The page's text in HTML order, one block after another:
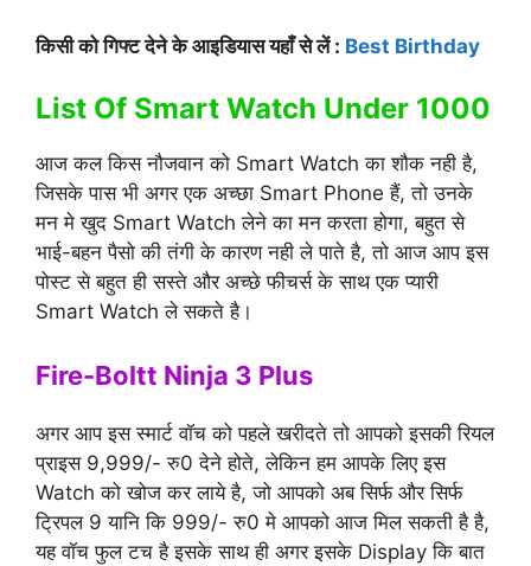
किसी को गिफ्ट देने के आइडियास यहाँ से लें : Best Birthday
List Of Smart Watch Under 1000
आज कल किस नौजवान को Smart Watch का शौक नही है,
जिसके पास भी अगर एक अच्छा Smart Phone हैं, तो उनके
मन मे खुद Smart Watch लेने का मन करता होगा, बहुत से
भाई-बहन पैसो की तंगी के कारण नही ले पाते है, तो आज आप इस
पोस्ट से बहुत ही सस्ते और अच्छे फीचर्स के साथ एक प्यारी
Smart Watch ले सकते है।
Fire-Boltt Ninja 3 Plus
अगर आप इस स्मार्ट वॉच को पहले खरीदते तो आपको इसकी रियल
प्राइस 9,999/- रु0 देने होते, लेकिन हम आपके लिए इस
Watch को खोज कर लाये है, जो आपको अब सिर्फ और सिर्फ
ट्रिपल 9 यानि कि 999/- रु0 मे आपको आज मिल सकती है है,
यह वॉच फुल टच है इसके साथ ही अगर इसके Display कि बात